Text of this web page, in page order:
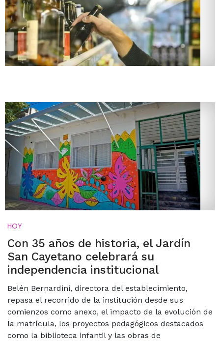
HOY
Con 35 años de historia, el Jardín
San Cayetano celebrará su
independencia institucional
Belén Bernardini, directora del establecimiento,
repasa el recorrido de la institución desde sus
comienzos como anexo, el impacto de la evolución de
la matrícula, los proyectos pedagógicos destacados
como la biblioteca infantil y las obras de